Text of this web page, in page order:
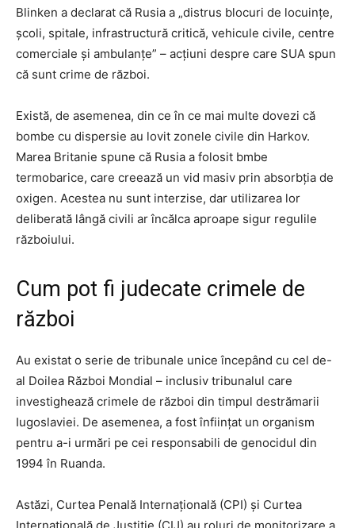
Blinken a declarat că Rusia a „distrus blocuri de locuințe,
școli, spitale, infrastructură critică, vehicule civile, centre
comerciale și ambulanțe” – acțiuni despre care SUA spun
că sunt crime de război.
Există, de asemenea, din ce în ce mai multe dovezi că
bombe cu dispersie au lovit zonele civile din Harkov.
Marea Britanie spune că Rusia a folosit bmbe
termobarice, care creează un vid masiv prin absorbția de
oxigen. Acestea nu sunt interzise, dar utilizarea lor
deliberată lângă civili ar încălca aproape sigur regulile
războiului.
Cum pot fi judecate crimele de
război
Au existat o serie de tribunale unice începând cu cel de-
al Doilea Război Mondial – inclusiv tribunalul care
investighează crimele de război din timpul destrămarii
Iugoslaviei. De asemenea, a fost înființat un organism
pentru a-i urmări pe cei responsabili de genocidul din
1994 în Ruanda.
Astăzi, Curtea Penală Internațională (CPI) și Curtea